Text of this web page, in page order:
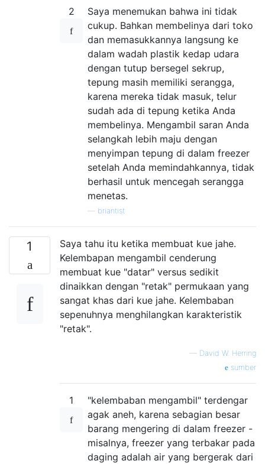
2
Saya menemukan bahwa ini tidak
cukup. Bahkan membelinya dari toko
dan memasukkannya langsung ke
dalam wadah plastik kedap udara
dengan tutup bersegel sekrup,
tepung masih memiliki serangga,
karena mereka tidak masuk, telur
sudah ada di tepung ketika Anda
membelinya. Mengambil saran Anda
selangkah lebih maju dengan
menyimpan tepung di dalam freezer
setelah Anda memindahkannya, tidak
berhasil untuk mencegah serangga
menetas.
briantist
1
Saya tahu itu ketika membuat kue jahe.
Kelembapan mengambil cenderung
membuat kue "datar" versus sedikit
dinaikkan dengan "retak" permukaan yang
sangat khas dari kue jahe. Kelembaban
sepenuhnya menghilangkan karakteristik
"retak".
— David W. Herring
sumber
1
"kelembaban mengambil" terdengar
agak aneh, karena sebagian besar
barang mengering di dalam freezer -
misalnya, freezer yang terbakar pada
daging adalah air yang bergerak dari